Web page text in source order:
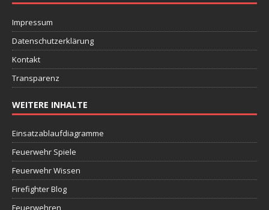
Impressum
Datenschutzerklärung
Kontakt
Transparenz
WEITERE INHALTE
Einsatzablaufdiagramme
Feuerwehr Spiele
Feuerwehr Wissen
Firefighter Blog
Feuerwehren